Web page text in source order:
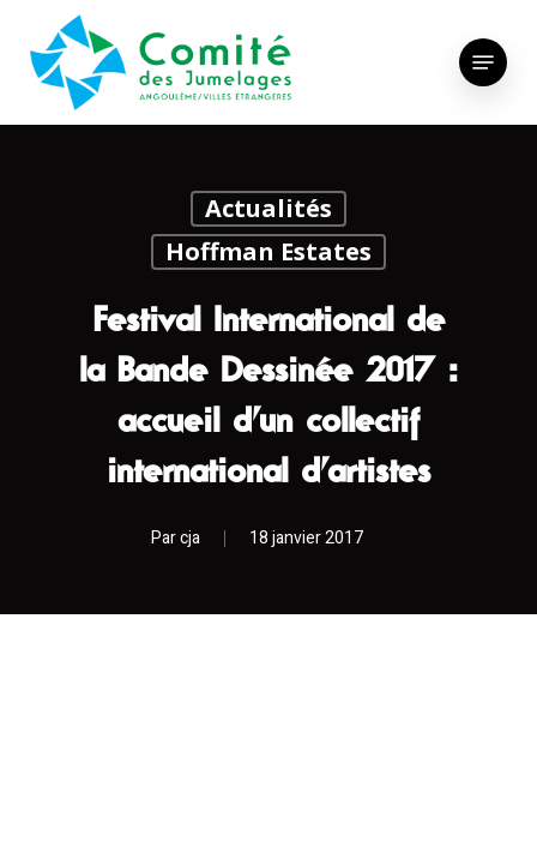
main
Menu
Actualités
Hoffman Estates
Festival International de
la Bande Dessinée 2017 :
accueil d’un collectif
international d’artistes
Parcja 18 janvier 2017